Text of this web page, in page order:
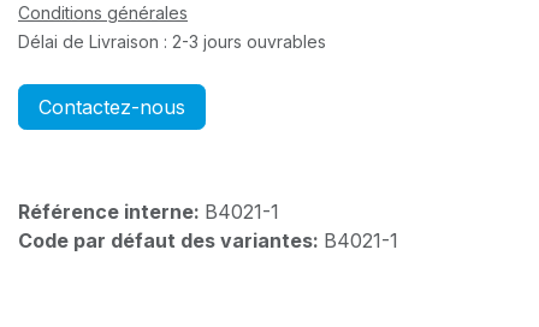
Conditions générales
Délai de Livraison : 2-3 jours ouvrables
Contactez-nous
Référence interne: B4021-1
Code par défaut des variantes: B4021-1